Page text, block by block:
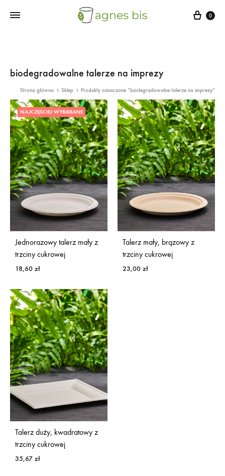
Cart
0
biodegradowalne talerze na imprezy
Strona główna Sklep Produkty oznaczone “biodegradowalne talerze na imprezy”
NAJCZĘŚCIEJ WYBIERANE
Jednorazowy talerz mały z
trzciny cukrowej
18,60 zł
Talerz mały, brązowy z
trzciny cukrowej
23,00 zł
Talerz duży, kwadratowy z
trzciny cukrowej
35,67 zł